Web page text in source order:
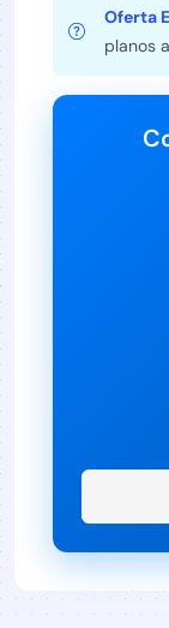
Oferta
planos